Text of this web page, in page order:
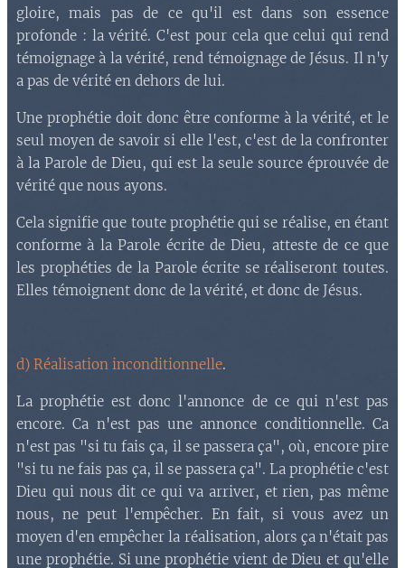
gloire, mais pas de ce qu'il est dans son essence
profonde : la vérité. C'est pour cela que celui qui rend
témoignage à la vérité, rend témoignage de Jésus. Il n'y
a pas de vérité en dehors de lui.
Une prophétie doit donc être conforme à la vérité, et le
seul moyen de savoir si elle l'est, c'est de la confronter
à la Parole de Dieu, qui est la seule source éprouvée de
vérité que nous ayons.
Cela signifie que toute prophétie qui se réalise, en étant
conforme à la Parole écrite de Dieu, atteste de ce que
les prophéties de la Parole écrite se réaliseront toutes.
Elles témoignent donc de la vérité, et donc de Jésus.
d) Réalisation inconditionnelle.
La prophétie est donc l'annonce de ce qui n'est pas
encore. Ca n'est pas une annonce conditionnelle. Ca
n'est pas "si tu fais ça, il se passera ça", où, encore pire
"si tu ne fais pas ça, il se passera ça". La prophétie c'est
Dieu qui nous dit ce qui va arriver, et rien, pas même
nous, ne peut l'empêcher. En fait, si vous avez un
moyen d'en empêcher la réalisation, alors ça n'était pas
une prophétie. Si une prophétie vient de Dieu et qu'elle